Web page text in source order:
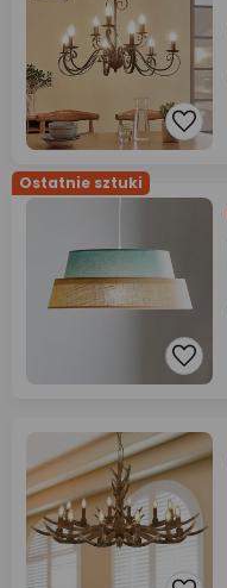
Ostatnie sztuki